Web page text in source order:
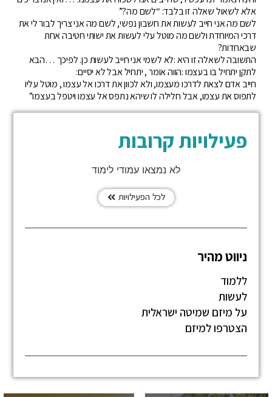
אלא לשאול שאלה זו בלבד: “לשם מה?”
לשם מה אני חייב לעשות את חשבון נפשי, לשם מה אני צריך לבור לי את
דרכי המיוחדת ולשם מה מוטל עלי לעשות את ישותי חטיבה אחת
שבאחדות?
התשובה לשאלה זו היא :לא לשמי אני חייב לעשות כן. לפיכך …הבא
לתקן יתחיל בו בעצמו :הווה אומר , יתחיל אבל לא יסיים:
חייב אדם לצאת לדרכו מעצמו, ולא לכוון את דרכו אל עצמו , מוטל עליו
לתפוס את עצמו, אבל חלילה לו שיהא נתפס אל עצמו ויטפל בעצמו”
פעילויות קרובות
לא נמצאו עמודי לימוד
לכל הפעילויות
ניווט מהיר
ללמוד
לעשות
על מיזם שמיטה ישראלית
הצטרפו למיזם